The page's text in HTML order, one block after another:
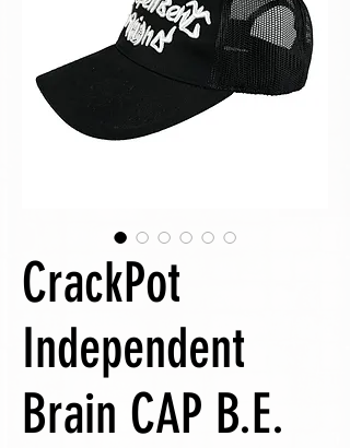
CrackPot
Independent
Brain CAP B.E.